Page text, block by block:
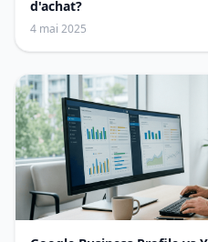
d'achat?
4 mai 2025